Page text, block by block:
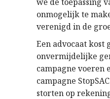
onmogelijk te
verenigd in de
Een advocaat kost
onvermijdelijke
campagne voeren
campagne
storten op